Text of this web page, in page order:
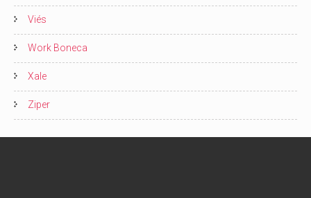
Viés
Work Boneca
Xale
Ziper